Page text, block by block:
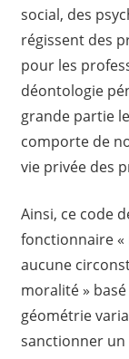
social, des
régissent des
pour les
déontologie
grande partie
comporte de
vie privée des
Ainsi, ce code
fonctionnaire «
aucune
moralité »
géométrie
sanctionner un